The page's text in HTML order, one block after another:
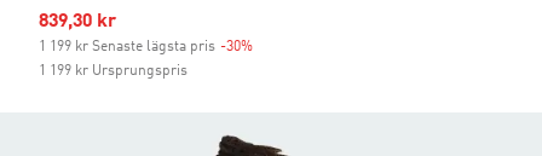
Reapris
839,30 kr
1 199 kr Senaste lägsta pris -30%
1 199 kr Ursprungspris